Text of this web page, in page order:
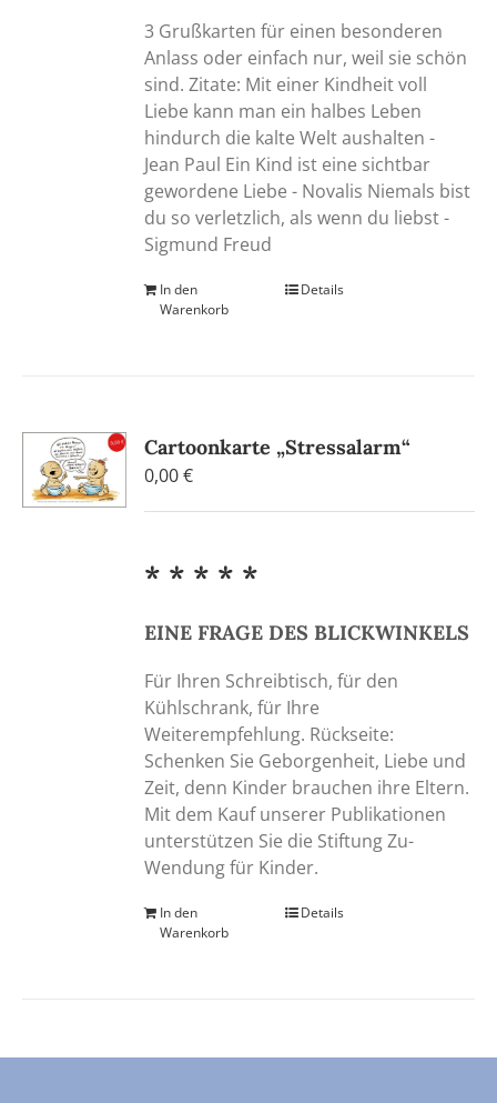
3 Grußkarten für einen besonderen
Anlass oder einfach nur, weil sie schön
sind. Zitate: Mit einer Kindheit voll
Liebe kann man ein halbes Leben
hindurch die kalte Welt aushalten -
Jean Paul Ein Kind ist eine sichtbar
gewordene Liebe - Novalis Niemals bist
du so verletzlich, als wenn du liebst -
Sigmund Freud
In den
Warenkorb
Details
Cartoonkarte „Stressalarm“
0,00€
* * * * *
EINE FRAGE DES BLICKWINKELS
Für Ihren Schreibtisch, für den
Kühlschrank, für Ihre
Weiterempfehlung. Rückseite:
Schenken Sie Geborgenheit, Liebe und
Zeit, denn Kinder brauchen ihre Eltern.
Mit dem Kauf unserer Publikationen
unterstützen Sie die Stiftung Zu-
Wendung für Kinder.
In den
Warenkorb
Details